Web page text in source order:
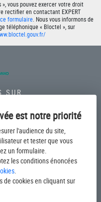
est notre priorité
l'audience du site,
et tester que vous
un formulaire.
les conditions énoncées
.
de cookies en cliquant sur
vous pouvez exercer votre droit
rectifier en contactant EXPERT
ce formulaire . Nous vous informons de
téléphonique « Bloctel », sur
SUR